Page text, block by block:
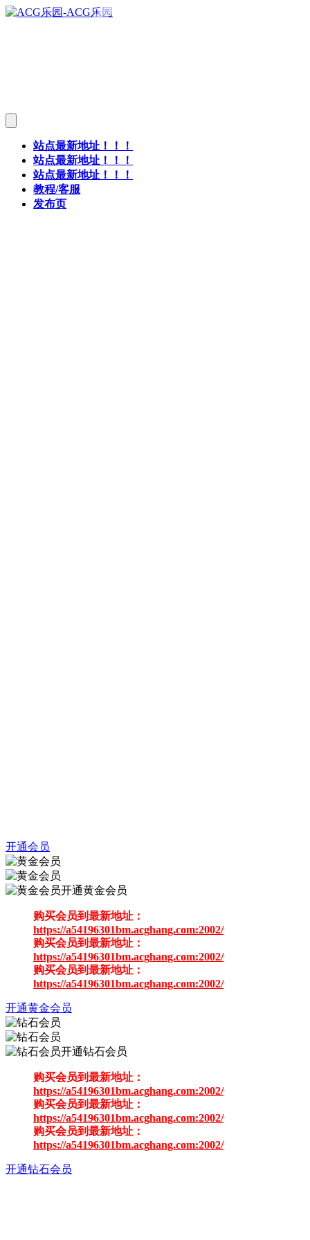
站点最新地址！！！
站点最新地址！！！
站点最新地址！！！
教程/客服
发布页
开通会员
开通黄金会员
购买会员到最新地址：
https://a54196301bm.acghang.com:2002/
购买会员到最新地址：
https://a54196301bm.acghang.com:2002/
购买会员到最新地址：
https://a54196301bm.acghang.com:2002/
开通黄金会员
开通钻石会员
购买会员到最新地址：
https://a54196301bm.acghang.com:2002/
购买会员到最新地址：
https://a54196301bm.acghang.com:2002/
购买会员到最新地址：
https://a54196301bm.acghang.com:2002/
开通钻石会员